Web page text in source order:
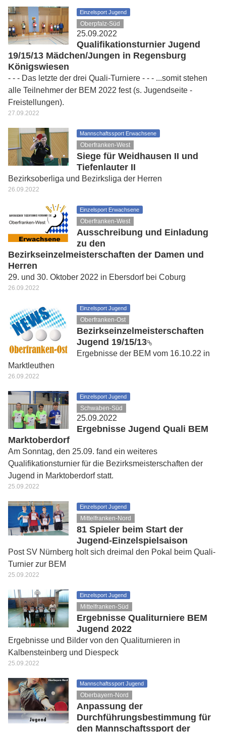
Einzelsport Jugend
Oberpfalz-Süd
25.09.2022
Qualifikationsturnier Jugend
19/15/13 Mädchen/Jungen in Regensburg
Königswiesen
- - - Das letzte der drei Quali-Turniere - - - ...somit stehen
alle Teilnehmer der BEM 2022 fest (s. Jugendseite -
Freistellungen).
27.09.2022
Mannschaftssport Erwachsene
Oberfranken-West
Siege für Weidhausen II und
Tiefenlauter II
Bezirksoberliga und Bezirksliga der Herren
26.09.2022
Einzelsport Erwachsene
Oberfranken-West
Ausschreibung und Einladung
zu den
Bezirkseinzelmeisterschaften der Damen und
Herren
29. und 30. Oktober 2022 in Ebersdorf bei Coburg
26.09.2022
Einzelsport Jugend
Oberfranken-Ost
Bezirkseinzelmeisterschaften
Jugend 19/15/13
Ergebnisse der BEM vom 16.10.22 in
Marktleuthen
26.09.2022
Einzelsport Jugend
Schwaben-Süd
25.09.2022
Ergebnisse Jugend Quali BEM
Marktoberdorf
Am Sonntag, den 25.09. fand ein weiteres
Qualifikationsturnier für die Bezirksmeisterschaften der
Jugend in Marktoberdorf statt.
25.09.2022
Einzelsport Jugend
Mittelfranken-Nord
81 Spieler beim Start der
Jugend-Einzelspielsaison
Post SV Nürnberg holt sich dreimal den Pokal beim Quali-
Turnier zur BEM
25.09.2022
Einzelsport Jugend
Mittelfranken-Süd
Ergebnisse Qualiturniere BEM
Jugend 2022
Ergebnisse und Bilder von den Qualiturnieren in
Kalbensteinberg und Diespeck
25.09.2022
Mannschaftssport Jugend
Oberbayern-Nord
Anpassung der
Durchführungsbestimmung für
den Mannschaftssport der